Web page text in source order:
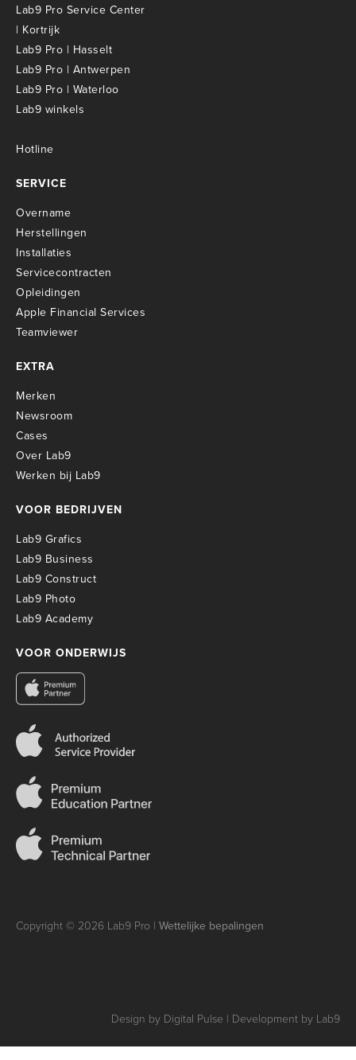
Lab9 Pro Service Center
| Kortrijk
Lab9 Pro | Hasselt
Lab9 Pro | Antwerpen
Lab9 Pro | Waterloo
Lab9 winkels
Hotline
SERVICE
Overname
Herstellingen
Installaties
Servicecontracten
Opleidingen
Apple Financial Services
Teamviewer
EXTRA
Merken
Newsroom
Cases
Over Lab9
Werken bij Lab9
VOOR BEDRIJVEN
Lab9 Grafics
Lab9 Business
Lab9 Construct
Lab9 Photo
Lab9 Academy
VOOR ONDERWIJS
Copyright © 2026 Lab9 Pro | Wettelijke bepalingen
Design by Digital Pulse | Development by Lab9